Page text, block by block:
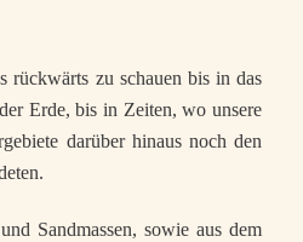
rückwärts zu schauen bis in das
Erde, bis in Zeiten, wo unsere
darüber hinaus noch den
Sandmassen, sowie aus dem